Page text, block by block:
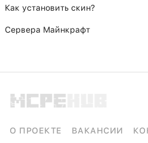
Как установить скин?
Сервера Майнкрафт
О ПРОЕКТЕ ВАКАНСИИ